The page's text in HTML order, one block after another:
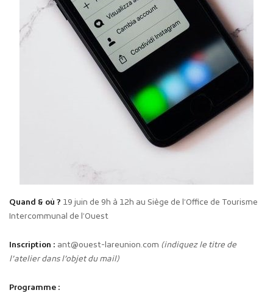
Quand & où ? 19 juin de 9h à 12h au Siège de l’Office de Tourisme
Intercommunal de l’Ouest
Inscription : ant@ouest-lareunion.com (indiquez le titre de
l’atelier dans l’objet du mail)
Programme :